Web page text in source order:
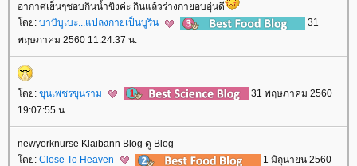
อากาศเย็นๆชอบกินน้ำขิงค่ะ กินแล้วร่างกายอบอุ่นดี
ดย: บาบิบูเบะ...แปลงกายเป็นบูริน
31
พฤษภาคม 2560 11:24:37 น.
ดย: ขุนเพชรขุนราม
31 พฤษภาคม 2560
19:07:55 น.
newyorknurse Klaibann Blog ดู Blog
ดย: Close To Heaven
1 มิถุนายน 2560